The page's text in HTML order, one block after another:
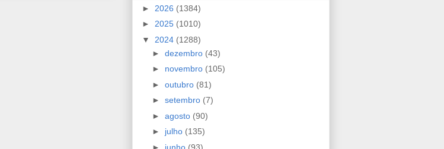
► 2026 (1384)
► 2025 (1010)
▼ 2024 (1288)
► dezembro (43)
► novembro (105)
► outubro (81)
► setembro (7)
► agosto (90)
► julho (135)
► junho (93)